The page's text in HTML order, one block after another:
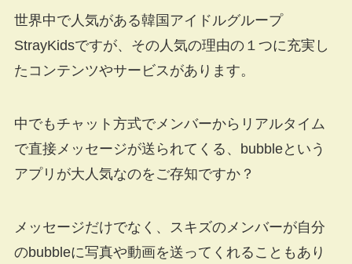
世界中で人気がある韓国アイドルグループ
StrayKidsですが、その人気の理由の１つに充実し
たコンテンツやサービスがあります。
中でもチャット方式でメンバーからリアルタイム
で直接メッセージが送られてくる、bubbleという
アプリが大人気なのをご存知ですか？
メッセージだけでなく、スキズのメンバーが自分
のbubbleに写真や動画を送ってくれることもあり